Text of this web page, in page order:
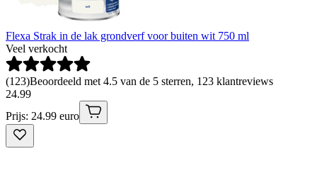
Flexa Strak in de lak grondverf voor buiten wit 750 ml
Veel verkocht
(123)Beoordeeld met 4.5 van de 5 sterren, 123 klantreviews
24.99
Prijs: 24.99 euro